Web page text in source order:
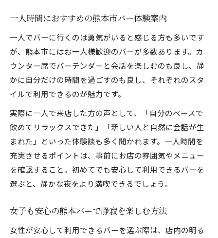
一人時間におすすめの熊本市バー体験案内
一人でバーに行くのは勇気がいると感じる方も多いです
が、熊本市にはお一人様歓迎のバーが多数あります。カ
ウンター席でバーテンダーと会話を楽しむのも良し、静
かに自分だけの時間を過ごすのも良し、それぞれのスタ
イルで利用できるのが魅力です。
実際に一人で来店した方の声として、「自分のペースで
飲めてリラックスできた」「新しい人と自然に会話が生
まれた」といった体験談も多く聞かれます。一人時間を
充実させるポイントは、事前にお店の雰囲気やメニュー
を確認すること。初めてでも安心して利用できるバーを
選ぶと、静かな夜をより満喫できるでしょう。
女子も安心の熊本バーで静寂を楽しむ方法
女性が安心して利用できるバーを選ぶ際は、店内の明る